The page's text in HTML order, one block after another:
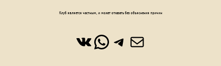
ВКонтакте
WhatsApp
Telegram
Почта